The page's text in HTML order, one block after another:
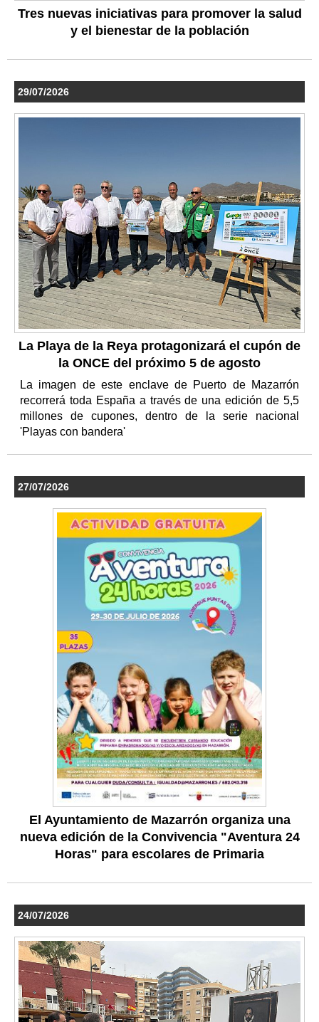
Tres nuevas iniciativas para promover la salud
y el bienestar de la población
29/07/2026
La Playa de la Reya protagonizará el cupón de
la ONCE del próximo 5 de agosto
La imagen de este enclave de Puerto de Mazarrón
recorrerá toda España a través de una edición de 5,5
millones de cupones, dentro de la serie nacional
'Playas con bandera'
27/07/2026
El Ayuntamiento de Mazarrón organiza una
nueva edición de la Convivencia "Aventura 24
Horas" para escolares de Primaria
24/07/2026